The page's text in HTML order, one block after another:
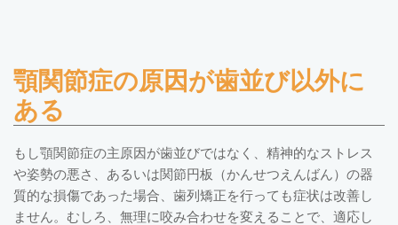
顎関節症の原因が歯並び以外に
ある
もし顎関節症の主原因が歯並びではなく、精神的なストレス
や姿勢の悪さ、あるいは関節円板（かんせつえんばん）の器
質的な損傷であった場合、歯列矯正を行っても症状は改善し
ません。むしろ、無理に咬み合わせを変えることで、適応し